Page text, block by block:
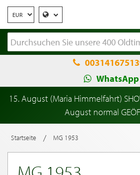
WhatsApp
15. August (Maria Himmelfahrt)
August normal
Startseite / MG 1953